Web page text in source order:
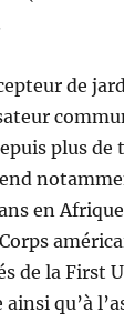
de
plus de
en
de la First
qu’à